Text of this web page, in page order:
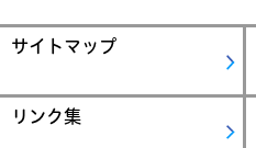
サイトマップ
リンク集